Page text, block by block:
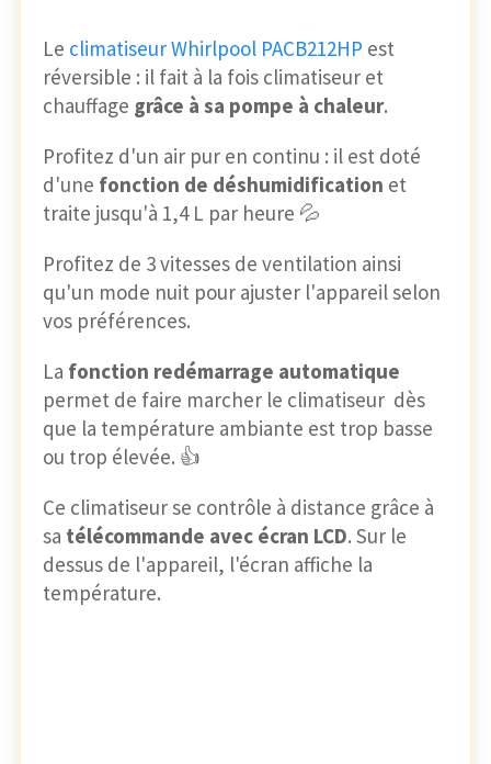
Le climatiseur Whirlpool PACB212HP est
réversible : il fait à la fois climatiseur et
chauffage grâce à sa pompe à chaleur.
Profitez d'un air pur en continu : il est doté
d'une fonction de déshumidification et
traite jusqu'à 1,4 L par heure 💦
Profitez de 3 vitesses de ventilation ainsi
qu'un mode nuit pour ajuster l'appareil selon
vos préférences.
La fonction redémarrage automatique
permet de faire marcher le climatiseur dès
que la température ambiante est trop basse
ou trop élevée. 👍
Ce climatiseur se contrôle à distance grâce à
sa télécommande avec écran LCD. Sur le
dessus de l'appareil, l'écran affiche la
température.